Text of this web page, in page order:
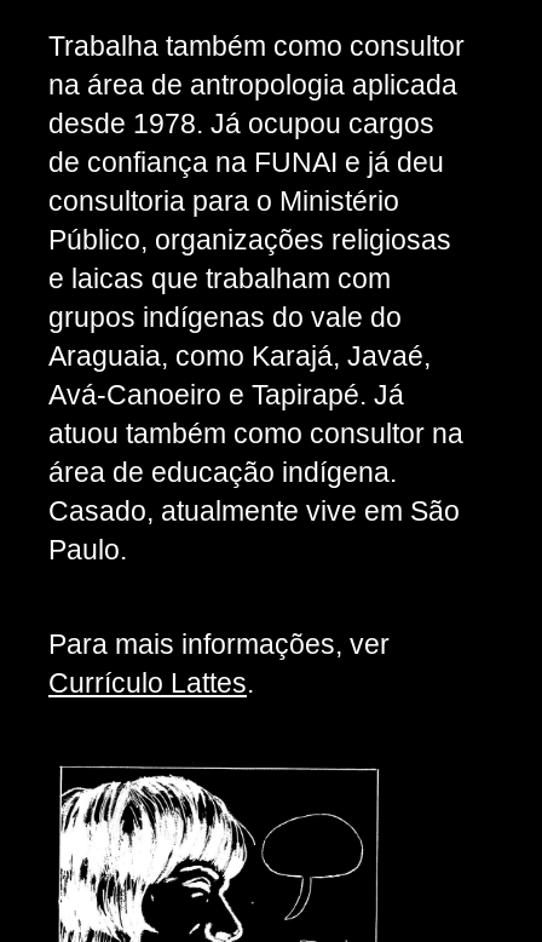
Trabalha também como consultor
na área de antropologia aplicada
desde 1978. Já ocupou cargos
de confiança na FUNAI e já deu
consultoria para o Ministério
Público, organizações religiosas
e laicas que trabalham com
grupos indígenas do vale do
Araguaia, como Karajá, Javaé,
Avá-Canoeiro e Tapirapé. Já
atuou também como consultor na
área de educação indígena.
Casado, atualmente vive em São
Paulo.
Para mais informações, ver
Currículo Lattes.